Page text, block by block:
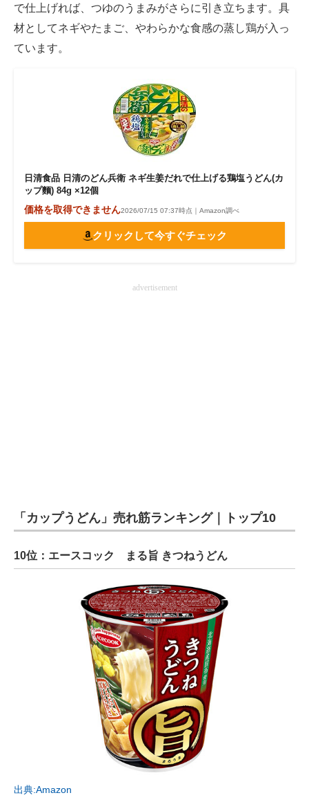
で仕上げれば、つゆのうまみがさらに引き立ちます。具
材としてネギやたまご、やわらかな食感の蒸し鶏が入っ
ています。
日清食品 日清のどん兵衛 ネギ生姜だれで仕上げる鶏塩うどん(カ
ップ麵) 84g ×12個
価格を取得できません2026/07/15 07:37時点｜Amazon調べ
クリックして今すぐチェック
advertisement
「カップうどん」売れ筋ランキング｜トップ10
10位：エースコック まる旨 きつねうどん
出典:Amazon